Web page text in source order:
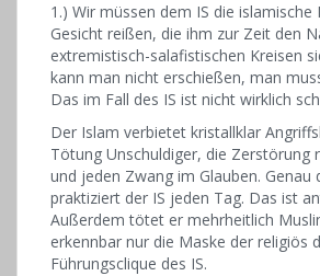
1.) Wir müssen dem IS die islamische
Gesicht reißen, die ihm zur Zeit den
extremistisch-salafistischen Kreisen
kann man nicht erschießen, man
Das im Fall des IS ist nicht wirklich
Der Islam verbietet kristallklar
Tötung Unschuldiger, die Zerstörung
und jeden Zwang im Glauben. Genau
praktiziert der IS jeden Tag. Das ist
Außerdem tötet er mehrheitlich
erkennbar nur die Maske der religiös
Führungsclique des IS.